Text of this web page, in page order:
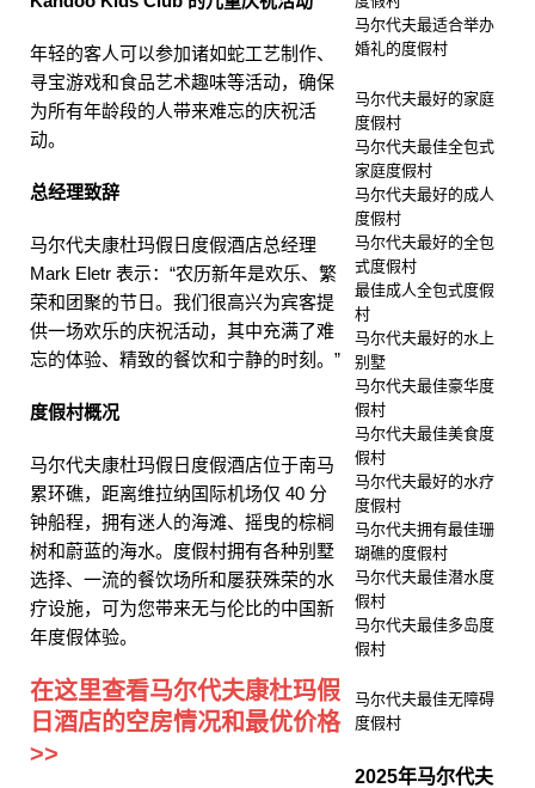
年轻的客人可以参加诸如蛇工艺制作、
寻宝游戏和食品艺术趣味等活动，确保
为所有年龄段的人带来难忘的庆祝活
动。
总经理致辞
马尔代夫康杜玛假日度假酒店总经理
Mark Eletr 表示：“农历新年是欢乐、繁
荣和团聚的节日。我们很高兴为宾客提
供一场欢乐的庆祝活动，其中充满了难
忘的体验、精致的餐饮和宁静的时刻。”
度假村概况
马尔代夫康杜玛假日度假酒店位于南马
累环礁，距离维拉纳国际机场仅 40 分
钟船程，拥有迷人的海滩、摇曳的棕榈
树和蔚蓝的海水。度假村拥有各种别墅
选择、一流的餐饮场所和屡获殊荣的水
疗设施，可为您带来无与伦比的中国新
年度假体验。
在这里查看马尔代夫康杜玛假
日酒店的空房情况和最优价格
>>
马尔代夫最适合举办
婚礼的度假村
马尔代夫最好的家庭
度假村
马尔代夫最佳全包式
家庭度假村
马尔代夫最好的成人
度假村
马尔代夫最好的全包
式度假村
最佳成人全包式度假
村
马尔代夫最好的水上
别墅
马尔代夫最佳豪华度
假村
马尔代夫最佳美食度
假村
马尔代夫最好的水疗
度假村
马尔代夫拥有最佳珊
瑚礁的度假村
马尔代夫最佳潜水度
假村
马尔代夫最佳多岛度
假村
马尔代夫最佳无障碍
度假村
2025年马尔代夫